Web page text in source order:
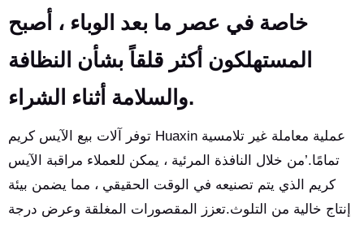
خاصة في عصر ما بعد الوباء ، أصبح
المستهلكون أكثر قلقاً بشأن النظافة
والسلامة أثناء الشراء.
توفر آلات بيع الآيس كريم Huaxin عملية معاملة غير تلامسية
تمامًا.’من خلال النافذة المرئية ، يمكن للعملاء مراقبة الآيس
كريم الذي يتم تصنيعه في الوقت الحقيقي ، مما يضمن بيئة
إنتاج خالية من التلوث.تعزز المقصورات المغلقة وعرض درجة